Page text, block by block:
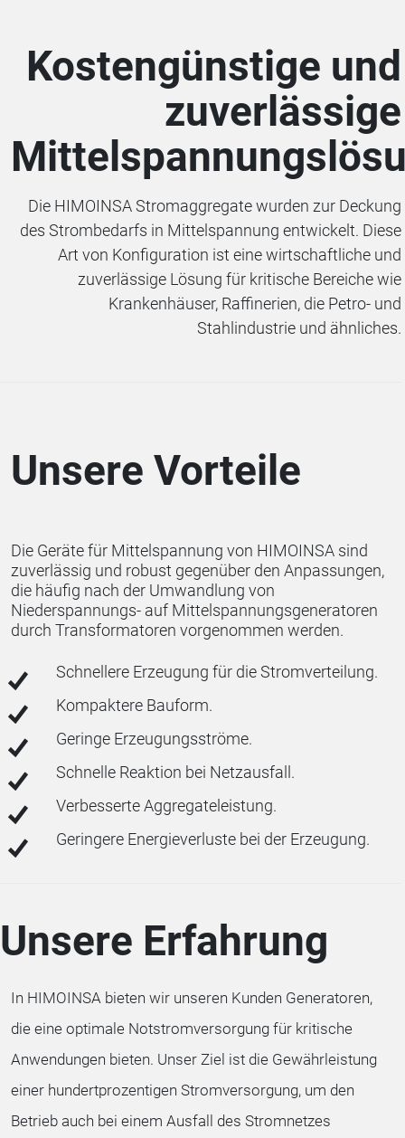
Kostengünstige und
zuverlässige
Die HIMOINSA Stromaggregate wurden zur Deckung
des Strombedarfs in Mittelspannung entwickelt. Diese
Art von Konfiguration ist eine wirtschaftliche und
zuverlässige Lösung für kritische Bereiche wie
Krankenhäuser, Raffinerien, die Petro- und
Stahlindustrie und ähnliches.
Unsere Vorteile
Die Geräte für Mittelspannung von HIMOINSA sind
zuverlässig und robust gegenüber den Anpassungen,
die häufig nach der Umwandlung von
Niederspannungs- auf Mittelspannungsgeneratoren
durch Transformatoren vorgenommen werden.
Schnellere Erzeugung für die Stromverteilung.
Kompaktere Bauform.
Geringe Erzeugungsströme.
Schnelle Reaktion bei Netzausfall.
Verbesserte Aggregateleistung.
Geringere Energieverluste bei der Erzeugung.
Unsere Erfahrung
In HIMOINSA bieten wir unseren Kunden Generatoren,
die eine optimale Notstromversorgung für kritische
Anwendungen bieten. Unser Ziel ist die Gewährleistung
einer hundertprozentigen Stromversorgung, um den
Betrieb auch bei einem Ausfall des Stromnetzes